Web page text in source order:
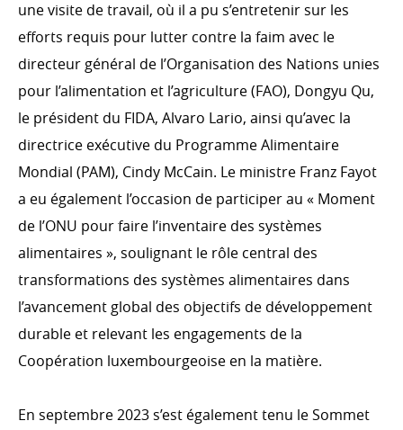
EFFICACITÉ DU DÉVELOPPEMENT
OCDE CAD
Évaluation
Partenariat mondial pour une coopération efficace au
service du développement
Système informatique
Comité interministériel pour la coopération au
développement
une visite de travail, où il a pu s’entretenir sur les
efforts requis pour lutter contre la faim avec le
directeur général de l’Organisation des Nations unies
pour l’alimentation et l’agriculture (FAO), Dongyu Qu,
le président du FIDA, Alvaro Lario, ainsi qu’avec la
directrice exécutive du Programme Alimentaire
Mondial (PAM), Cindy McCain. Le ministre Franz Fayot
a eu également l’occasion de participer au « Moment
de l’ONU pour faire l’inventaire des systèmes
alimentaires », soulignant le rôle central des
transformations des systèmes alimentaires dans
l’avancement global des objectifs de développement
durable et relevant les engagements de la
Coopération luxembourgeoise en la matière.
En septembre 2023 s’est également tenu le Sommet